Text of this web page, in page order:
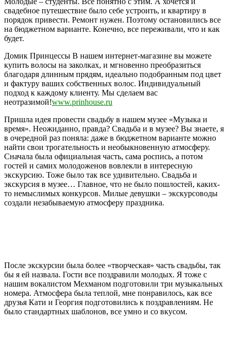
свадебное путешествие было себе устроить, и квартиру в
порядок привести. Ремонт нужен. Поэтому остановились все
на бюджетном варианте. Конечно, все переживали, что и как
будет.
Домик Принцессы В нашем интернет-магазине вы можете
купить волосы на заколках, и мгновенно преобразиться
благодаря длинным прядям, идеально подобранным под цвет
и фактуру ваших собственных волос. Индивидуальный
подход к каждому клиенту. Мы сделаем вас
неотразимой!www.prinhouse.ru
Пришла идея провести свадьбу в нашем музее «Музыка и
время». Неожиданно, правда? Свадьба и в музее? Вы знаете, я
в очередной раз поняла: даже в бюджетном варианте можно
найти свои трогательность и необыкновенную атмосферу.
Сначала была официальная часть, сама роспись, а потом
гостей и самих молодоженов вовлекли в интересную
экскурсию. Тоже было так все удивительно. Свадьба и
экскурсия в музее… Главное, что не было пошлостей, каких-
то немыслимых конкурсов. Милые девушки – экскурсоводы
создали незабываемую атмосферу праздника.
После экскурсии была более «творческая» часть свадьбы, так
бы я ей назвала. Гости все поздравили молодых. Я тоже с
нашим вокалистом Мехманом подготовили три музыкальных
номера. Атмосфера была теплой, мне понравилось, как все
друзья Кати и Георгия подготовились к поздравлениям. Не
было стандартных шаблонов, все умно и со вкусом.